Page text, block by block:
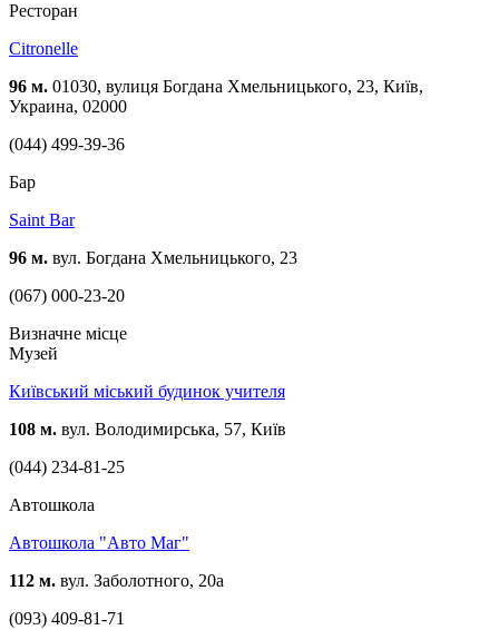
Ресторан
Citronelle
96 м. 01030, вулиця Богдана Хмельницького, 23, Київ,
Украина, 02000
(044) 499-39-36
Бар
Saint Bar
96 м. вул. Богдана Хмельницького, 23
(067) 000-23-20
Визначне місце
Музей
Київський міський будинок учителя
108 м. вул. Володимирська, 57, Київ
(044) 234-81-25
Автошкола
Автошкола "Авто Маг"
112 м. вул. Заболотного, 20а
(093) 409-81-71